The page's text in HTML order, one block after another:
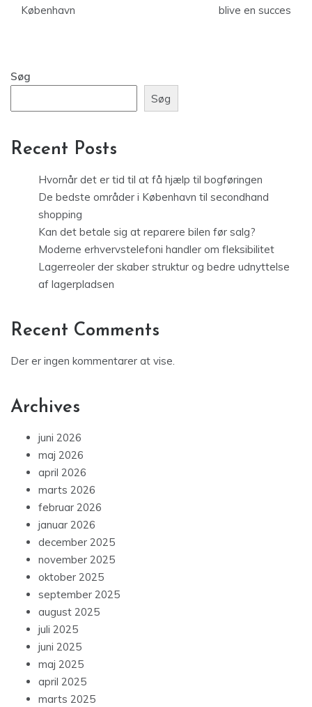
København blive en succes
Søg
Søg
Recent Posts
Hvornår det er tid til at få hjælp til bogføringen
De bedste områder i København til secondhand
shopping
Kan det betale sig at reparere bilen før salg?
Moderne erhvervstelefoni handler om fleksibilitet
Lagerreoler der skaber struktur og bedre udnyttelse
af lagerpladsen
Recent Comments
Der er ingen kommentarer at vise.
Archives
juni 2026
maj 2026
april 2026
marts 2026
februar 2026
januar 2026
december 2025
november 2025
oktober 2025
september 2025
august 2025
juli 2025
juni 2025
maj 2025
april 2025
marts 2025